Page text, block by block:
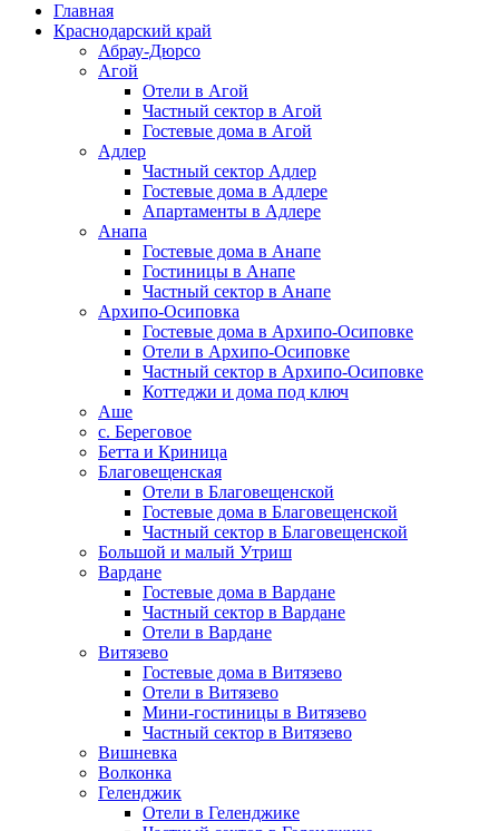
Главная
Краснодарский край
Абрау-Дюрсо
Агой
Отели в Агой
Частный сектор в Агой
Гостевые дома в Агой
Адлер
Частный сектор Адлер
Гостевые дома в Адлере
Апартаменты в Адлере
Анапа
Гостевые дома в Анапе
Гостиницы в Анапе
Частный сектор в Анапе
Архипо-Осиповка
Гостевые дома в Архипо-Осиповке
Отели в Архипо-Осиповке
Частный сектор в Архипо-Осиповке
Коттеджи и дома под ключ
Аше
с. Береговое
Бетта и Криница
Благовещенская
Отели в Благовещенской
Гостевые дома в Благовещенской
Частный сектор в Благовещенской
Большой и малый Утриш
Вардане
Гостевые дома в Вардане
Частный сектор в Вардане
Отели в Вардане
Витязево
Гостевые дома в Витязево
Отели в Витязево
Мини-гостиницы в Витязево
Частный сектор в Витязево
Вишневка
Волконка
Геленджик
Отели в Геленджике